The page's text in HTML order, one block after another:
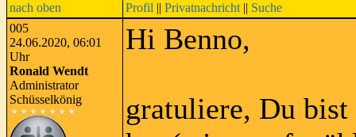
nach oben Profil || Privatnachricht || Suche
005
24.06.2020, 06:01
Uhr
Ronald Wendt
Administrator
Schüsselkönig
Hi Benno,
gratuliere, Du